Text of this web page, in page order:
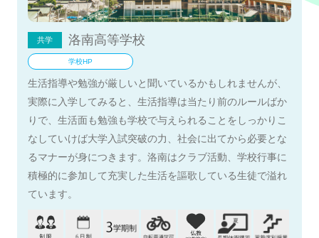
共学 洛南高等学校
学校HP
生活指導や勉強が厳しいと聞いているかもしれませんが、
実際に入学してみると、生活指導は当たり前のルールばか
りで、生活面も勉強も学校で与えられることをしっかりこ
なしていけば大学入試突破の力、社会に出てから必要とな
るマナーが身につきます。洛南はクラブ活動、学校行事に
積極的に参加して充実した生活を謳歌している生徒で溢れ
ています。